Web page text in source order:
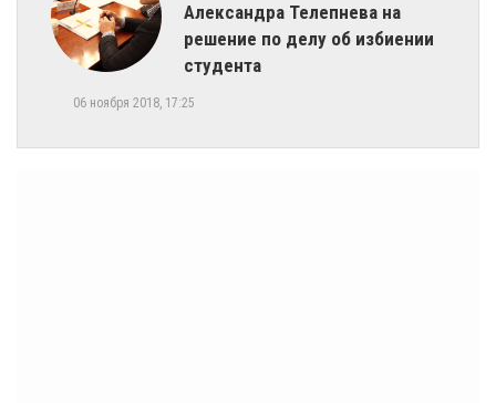
Александра Телепнева на
решение по делу об избиении
студента
06 ноября 2018, 17:25